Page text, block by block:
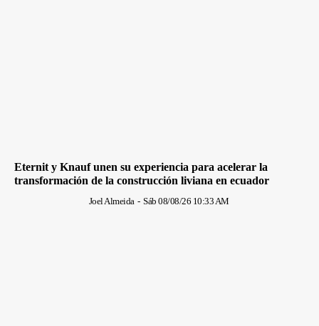
Eternit y Knauf unen su experiencia para acelerar la
transformación de la construcción liviana en ecuador
Joel Almeida - Sáb 08/08/26 10:33 AM